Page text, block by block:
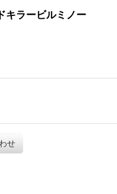
ラービルミノー
せ